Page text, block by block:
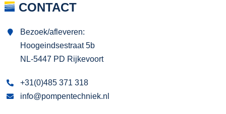
CONTACT
Bezoek/afleveren:
Hoogeindsestraat 5b
NL-5447 PD Rijkevoort
+31(0)485 371 318
info@pompentechniek.nl